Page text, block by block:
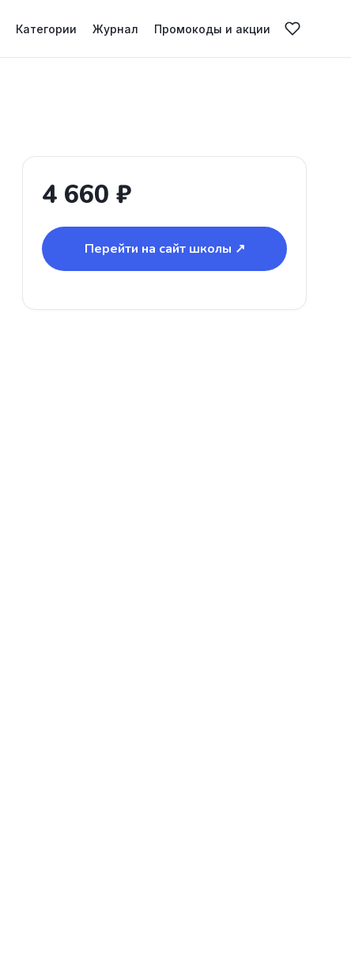
Категории Журнал Промокоды и акции
4 660 ₽
Перейти на сайт школы ↗